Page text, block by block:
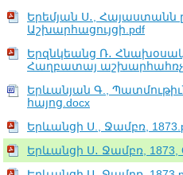
Երեմյան Ս․, Հայաստանն
Աշխարհացույցի.pdf
Երզնկեանց Ռ․
Հաղբատայ
Երևանյան Գ.,
հայոց.docx
Երևանցի Ս., Ջամբռ,
Երևանցի Ս․ Ջամբռ, 1873,